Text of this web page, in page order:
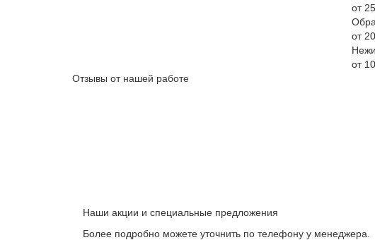
от
от
от
Отзывы от нашей работе
Наши акции и специальные предложения
Более подробно можете уточнить по телефону у менеджера.